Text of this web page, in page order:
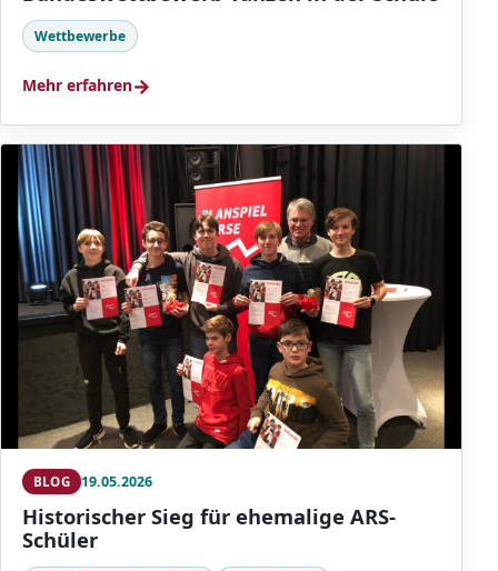
Wettbewerbe
Mehr erfahren→
BLOG 19.05.2026
Historischer Sieg für ehemalige ARS-
Schüler